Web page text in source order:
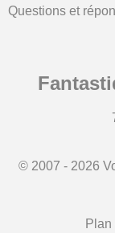
Questions et
© 2007 - 2026
Plan